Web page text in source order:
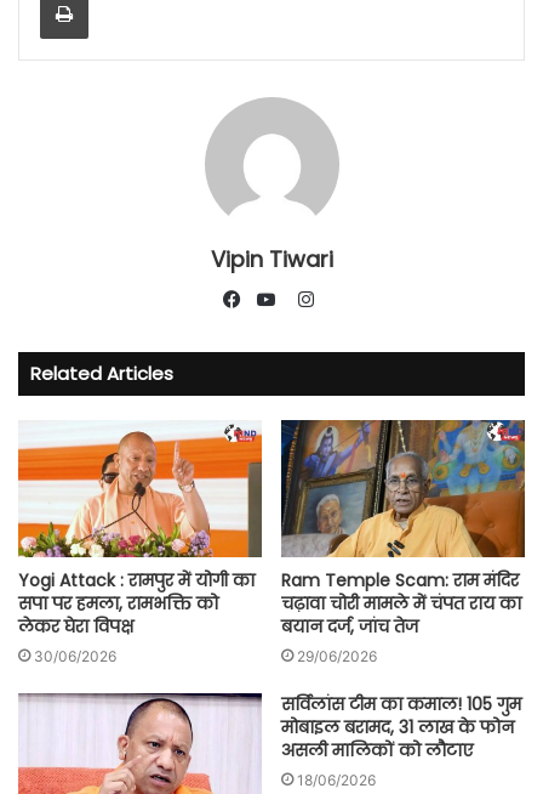
Vipin Tiwari
Instagram
Related Articles
Yogi Attack : रामपुर में योगी का
सपा पर हमला, रामभक्ति को
लेकर घेरा विपक्ष
30/06/2026
Ram Temple Scam: राम मंदिर
चढ़ावा चोरी मामले में चंपत राय का
बयान दर्ज, जांच तेज
29/06/2026
सर्विलांस टीम का कमाल! 105 गुम
मोबाइल बरामद, 31 लाख के फोन
असली मालिकों को लौटाए
18/06/2026